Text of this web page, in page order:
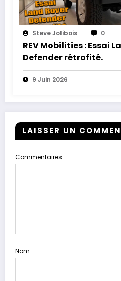
Steve Jolibois 0
REV Mobilities : Essai
Defender rétrofité.
9 Juin 2026
LAISSER UN
Commentaires
Nom